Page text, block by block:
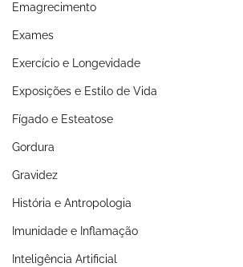
Emagrecimento
Exames
Exercício e Longevidade
Exposições e Estilo de Vida
Fígado e Esteatose
Gordura
Gravidez
História e Antropologia
Imunidade e Inflamação
Inteligência Artificial